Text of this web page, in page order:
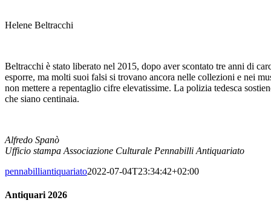
Helene Beltracchi
Beltracchi è stato liberato nel 2015, dopo aver scontato tre anni di
esporre, ma molti suoi falsi si trovano ancora nelle collezioni e nei
non mettere a repentaglio cifre elevatissime. La polizia tedesca
che siano centinaia.
Alfredo Spanò
Ufficio stampa Associazione Culturale Pennabilli Antiquariato
pennabilliantiquariato2022-07-04T23:34:42+02:00
Antiquari 2026